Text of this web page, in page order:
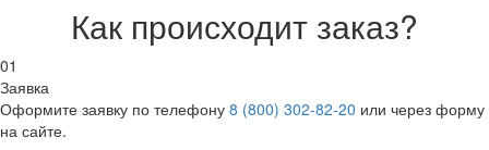
Как происходит заказ?
01
Заявка
Оформите заявку по телефону 8 (800) 302-82-20 или через форму
на сайте.